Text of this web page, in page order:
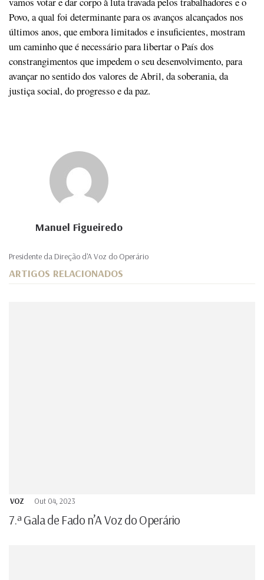
Povo, a qual foi determinante para os avanços alcançados nos
últimos anos, que embora limitados e insuficientes, mostram
um caminho que é necessário para libertar o País dos
constrangimentos que impedem o seu desenvolvimento, para
avançar no sentido dos valores de Abril, da soberania, da
justiça social, do progresso e da paz.
Manuel Figueiredo
Presidente da Direção d'A Voz do Operário
ARTIGOS RELACIONADOS
VOZ Out 04, 2023
7.ª Gala de Fado n’A Voz do Operário